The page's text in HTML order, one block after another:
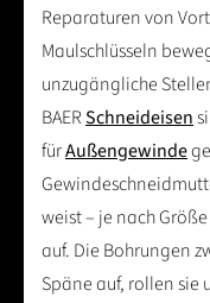
Reparaturen von
Maulschlüsseln
unzugängliche
BAERSchneideisen
fürAußengewinde
weist – je nach
auf. Die Bohrungen
Späne auf, rollen sie